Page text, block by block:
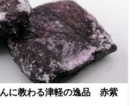
に教わる津軽の逸品 赤紫